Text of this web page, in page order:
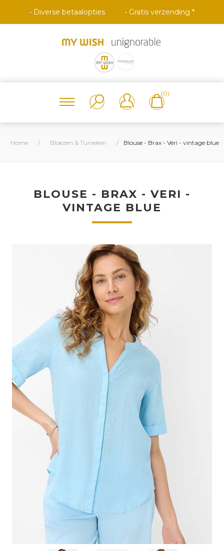
• Diverse betaalopties • Gratis verzending *
(0)
Home / Bloezen & Tunieken / Blouse - Brax - Veri - vintage blue
BLOUSE - BRAX - VERI -
VINTAGE BLUE